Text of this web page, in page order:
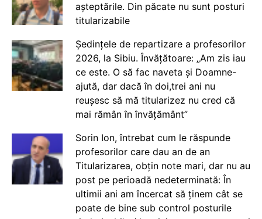
așteptările. Din păcate nu sunt posturi
titularizabile
Ședințele de repartizare a profesorilor
2026, la Sibiu. Învățătoare: „Am zis iau
ce este. O să fac naveta și Doamne-
ajută, dar dacă în doi,trei ani nu
reușesc să mă titularizez nu cred că
mai rămân în învățământ”
Sorin Ion, întrebat cum le răspunde
profesorilor care dau an de an
Titularizarea, obțin note mari, dar nu au
post pe perioadă nedeterminată: În
ultimii ani am încercat să ținem cât se
poate de bine sub control posturile